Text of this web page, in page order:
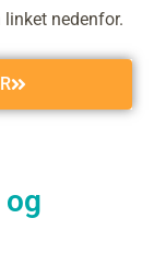
nedenfor.